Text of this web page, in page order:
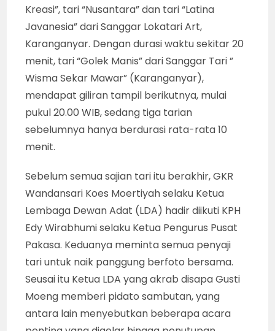
Kreasi”, tari “Nusantara” dan tari “Latina
Javanesia” dari Sanggar Lokatari Art,
Karanganyar. Dengan durasi waktu sekitar 20
menit, tari “Golek Manis” dari Sanggar Tari ”
Wisma Sekar Mawar” (Karanganyar),
mendapat giliran tampil berikutnya, mulai
pukul 20.00 WIB, sedang tiga tarian
sebelumnya hanya berdurasi rata-rata 10
menit.
Sebelum semua sajian tari itu berakhir, GKR
Wandansari Koes Moertiyah selaku Ketua
Lembaga Dewan Adat (LDA) hadir diikuti KPH
Edy Wirabhumi selaku Ketua Pengurus Pusat
Pakasa. Keduanya meminta semua penyaji
tari untuk naik panggung berfoto bersama.
Seusai itu Ketua LDA yang akrab disapa Gusti
Moeng memberi pidato sambutan, yang
antara lain menyebutkan beberapa acara